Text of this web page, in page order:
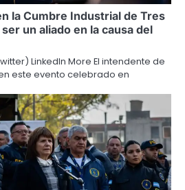
la Cumbre Industrial de Tres
un aliado en la causa del
LinkedIn More El intendente de
este evento celebrado en